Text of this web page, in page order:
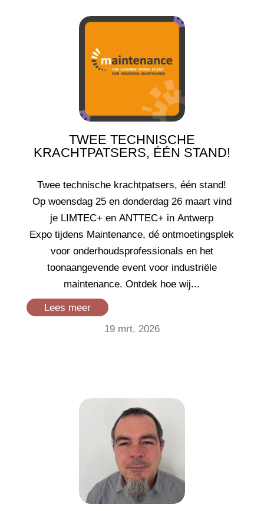
TWEE TECHNISCHE
KRACHTPATSERS, ÉÉN STAND!
19 mrt, 2026
Twee technische krachtpatsers, één stand!
Op woensdag 25 en donderdag 26 maart vind
je LIMTEC+ en ANTTEC+ in Antwerp
Expo tijdens Maintenance, dé ontmoetingsplek
voor onderhoudsprofessionals en het
toonaangevende event voor industriële
maintenance. Ontdek hoe wij...
Lees meer